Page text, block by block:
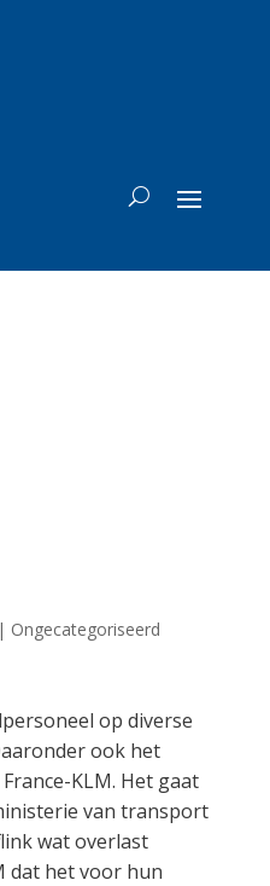
| Ongecategoriseerd
op diverse
ook het
KLM. Het gaat
van transport
wat overlast
dat het voor hun